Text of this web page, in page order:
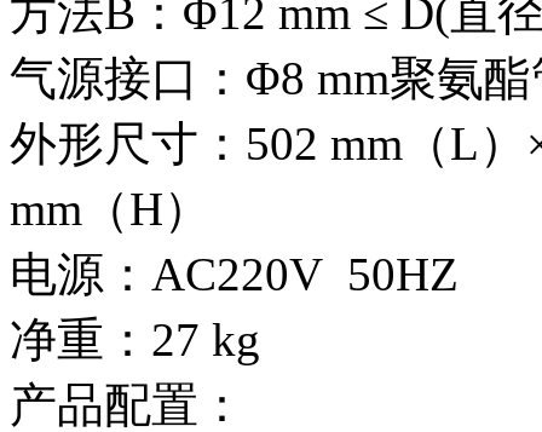
方法B：Φ12 mm ≤ D(直
气源接口：Φ8 mm聚氨酯
外形尺寸：502 mm（L）
mm（H）
电源：AC220V 50HZ
净重：27 kg
产品配置：